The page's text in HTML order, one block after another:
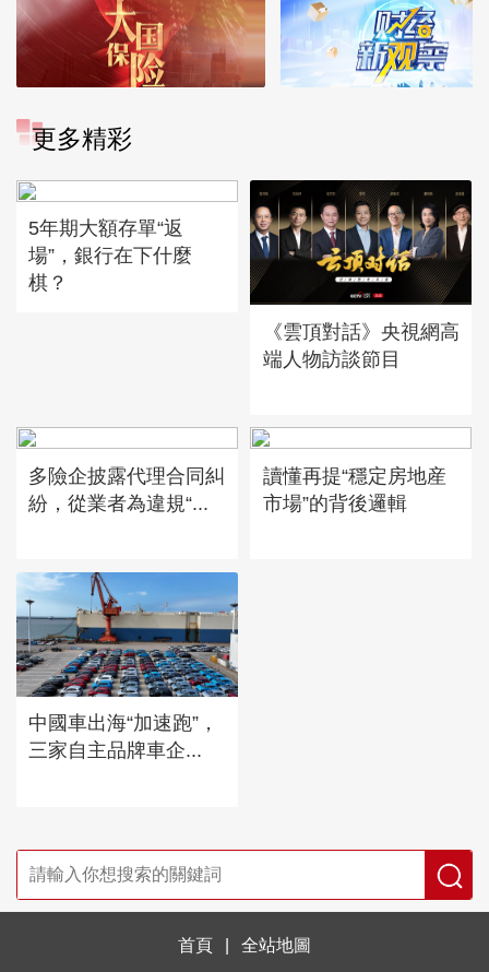
更多精彩
5年期大額存單“返
場”，銀行在下什麼
棋？
《雲頂對話》央視網高
端人物訪談節目
多險企披露代理合同糾
紛，從業者為違規“...
讀懂再提“穩定房地産
市場”的背後邏輯
中國車出海“加速跑”，
三家自主品牌車企...
首頁 全站地圖